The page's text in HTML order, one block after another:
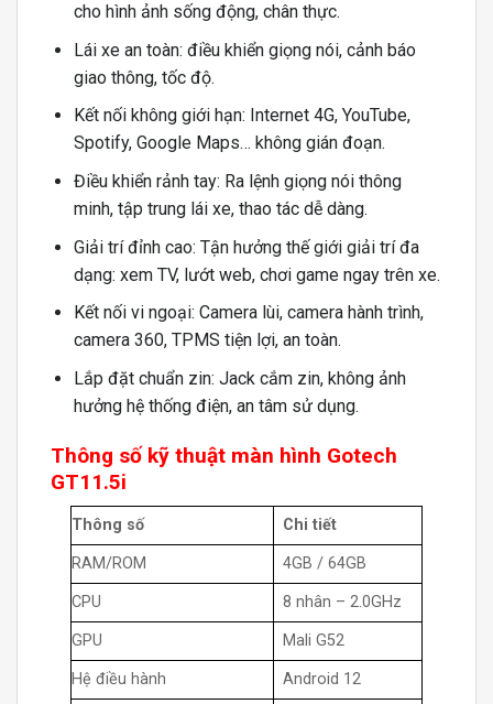
cho hình ảnh sống động, chân thực.
Lái xe an toàn: điều khiển giọng nói, cảnh báo
giao thông, tốc độ.
Kết nối không giới hạn: Internet 4G, YouTube,
Spotify, Google Maps… không gián đoạn.
Điều khiển rảnh tay: Ra lệnh giọng nói thông
minh, tập trung lái xe, thao tác dễ dàng.
Giải trí đỉnh cao: Tận hưởng thế giới giải trí đa
dạng: xem TV, lướt web, chơi game ngay trên xe.
Kết nối vi ngoại: Camera lùi, camera hành trình,
camera 360, TPMS tiện lợi, an toàn.
Lắp đặt chuẩn zin: Jack cắm zin, không ảnh
hưởng hệ thống điện, an tâm sử dụng.
Thông số kỹ thuật màn hình Gotech
GT11.5i
Thông số Chi tiết
RAM/ROM 4GB / 64GB
CPU 8 nhân – 2.0GHz
GPU Mali G52
Hệ điều hành Android 12